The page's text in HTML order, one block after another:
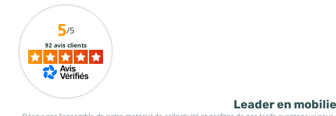
Leader en
5/5
92 avis clients